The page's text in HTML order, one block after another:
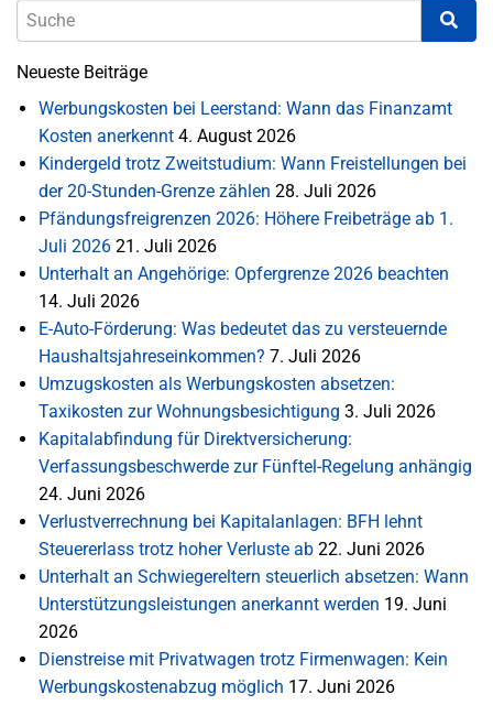
Neueste Beiträge
Werbungskosten bei Leerstand: Wann das Finanzamt
Kosten anerkennt 4. August 2026
Kindergeld trotz Zweitstudium: Wann Freistellungen bei
der 20-Stunden-Grenze zählen 28. Juli 2026
Pfändungsfreigrenzen 2026: Höhere Freibeträge ab 1.
Juli 2026 21. Juli 2026
Unterhalt an Angehörige: Opfergrenze 2026 beachten
14. Juli 2026
E-Auto-Förderung: Was bedeutet das zu versteuernde
Haushaltsjahreseinkommen? 7. Juli 2026
Umzugskosten als Werbungskosten absetzen:
Taxikosten zur Wohnungsbesichtigung 3. Juli 2026
Kapitalabfindung für Direktversicherung:
Verfassungsbeschwerde zur Fünftel-Regelung anhängig
24. Juni 2026
Verlustverrechnung bei Kapitalanlagen: BFH lehnt
Steuererlass trotz hoher Verluste ab 22. Juni 2026
Unterhalt an Schwiegereltern steuerlich absetzen: Wann
Unterstützungsleistungen anerkannt werden 19. Juni
2026
Dienstreise mit Privatwagen trotz Firmenwagen: Kein
Werbungskostenabzug möglich 17. Juni 2026